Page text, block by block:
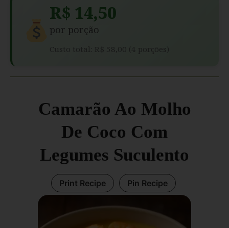
R$ 14,50
por porção
Custo total: R$ 58,00 (4 porções)
Camarão Ao Molho
De Coco Com
Legumes Suculento
Print Recipe Pin Recipe